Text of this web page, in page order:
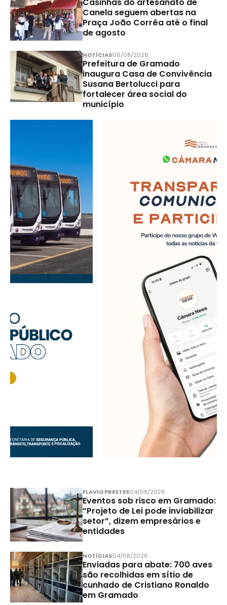
Casinhas do artesanato de
Canela seguem abertas na
Praça João Corrêa até o final
de agosto
NOTÍCIAS06/08/2026
Prefeitura de Gramado
inaugura Casa de Convivência
Susana Bertolucci para
fortalecer área social do
município
FLAVIO PRESTES04/08/2026
Eventos sob risco em Gramado:
“Projeto de Lei pode inviabilizar
setor”, dizem empresários e
entidades
NOTÍCIAS04/08/2026
Enviadas para abate: 700 aves
são recolhidas em sítio de
cunhado de Cristiano Ronaldo
em Gramado